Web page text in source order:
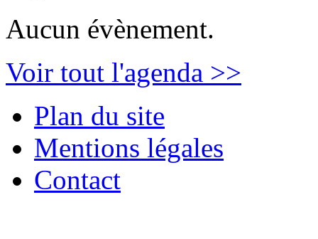
Aucun évènement.
Voir tout l'agenda >>
Plan du site
Mentions légales
Contact